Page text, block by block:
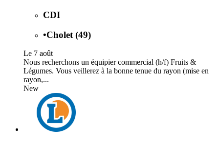
CDI
•Cholet (49)
Le 7 août
Nous recherchons un équipier commercial (h/f) Fruits &
Légumes. Vous veillerez à la bonne tenue du rayon (mise en
rayon,...
New